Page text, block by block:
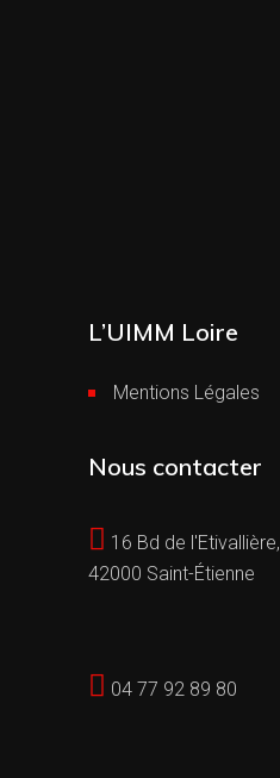
L’UIMM Loire
Mentions Légales
Nous contacter
16 Bd de l'Etivallière,
42000 Saint-Étienne
04 77 92 89 80